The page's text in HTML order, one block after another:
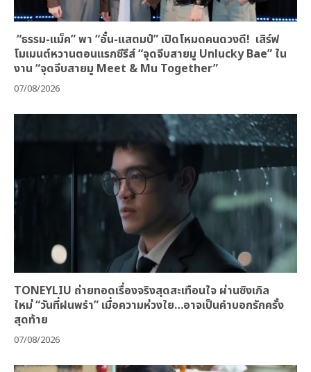
“ธรรม-แม็ค” พา “อั๋น-แสตมป์” เปิดโหมดคนดวงดี! เสิร์ฟ
โมเมนต์หวานตอนแรกซีรีส์ “จุดจีบสายมู Unlucky Bae” ใน
งาน “จุดจีบสายมู Meet & Mu Together”
07/08/2026
TONEYLIU ถ่ายทอดเรื่องจริงสุดสะเทือนใจ ผ่านซิงเกิล
ใหม่ “วันที่ฝนพรำ” เมื่อความห่วงใย…อาจเป็นคำบอกรักครั้ง
สุดท้าย
07/08/2026